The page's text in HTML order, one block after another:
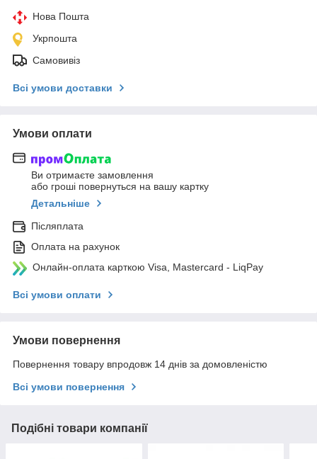
Нова Пошта
Укрпошта
Самовивіз
Всі умови доставки
Умови оплати
Ви отримаєте замовлення
або гроші повернуться на вашу картку
Детальніше
Післяплата
Оплата на рахунок
Онлайн-оплата карткою Visa, Mastercard - LiqPay
Всі умови оплати
Умови повернення
Повернення товару впродовж 14 днів за домовленістю
Всі умови повернення
Подібні товари компанії